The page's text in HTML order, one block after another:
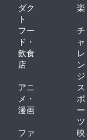
ダク
ト
楽
フー
ド・
飲食
店
チ
ャ
レ
ン
ジ
アニ
メ・
漫画
ス
ポ
ー
ツ
ファ
映